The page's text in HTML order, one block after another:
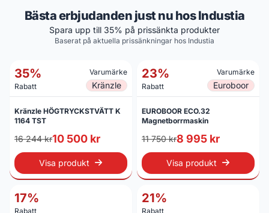
Bästa erbjudanden just nu hos Industia
Spara upp till 35% på prissänkta produkter
Baserat på aktuella prissänkningar hos Industia
35%
Rabatt
Varumärke
Kränzle
Kränzle HÖGTRYCKSTVÄTT K
1164 TST
16 244 kr10 500 kr
Visa produkt
23%
Rabatt
Varumärke
Euroboor
EUROBOOR ECO.32
Magnetborrmaskin
11 750 kr8 995 kr
Visa produkt
17%
Rabatt
21%
Rabatt